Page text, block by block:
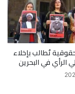
تُطالب بإخلاء
الرأي في البحرين